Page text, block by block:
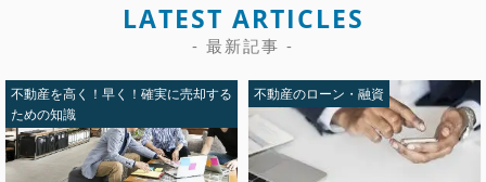
LATEST ARTICLES
- 最新記事 -
不動産を高く！早く！確実に売却する
ための知識
不動産のローン・融資